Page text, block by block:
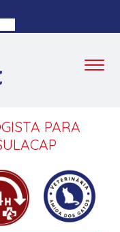
PARA